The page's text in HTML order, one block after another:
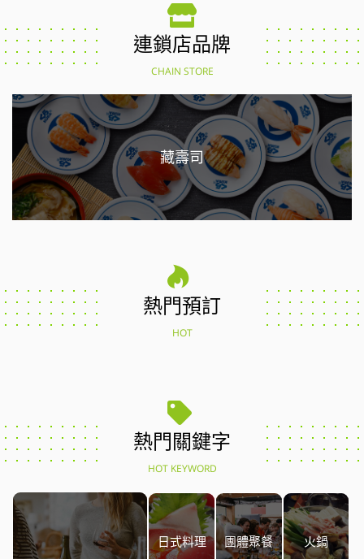
連鎖店品牌
CHAIN STORE
藏壽司
熱門預訂
HOT
熱門關鍵字
HOT KEYWORD
日式料理 團體聚餐 火鍋